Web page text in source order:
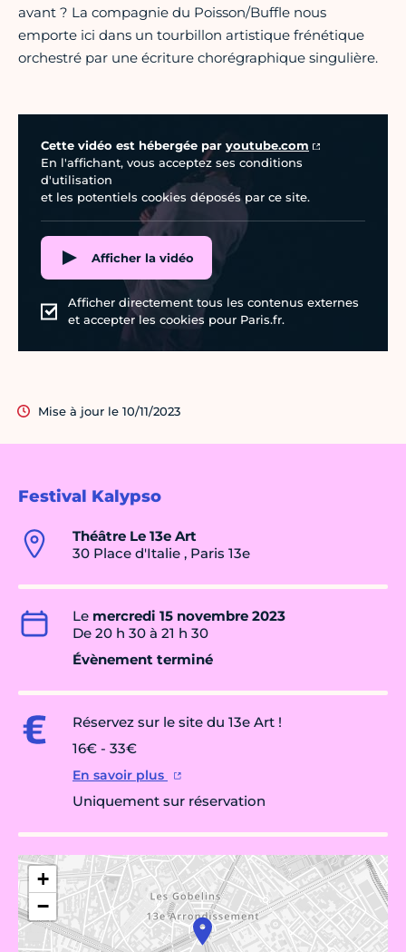
Festival Kalypso
Théâtre Le 13e Art
30 Place d'Italie , Paris 13e
Le mercredi 15 novembre 2023
De 20 h 30 à 21 h 30
Évènement terminé
Réservez sur le site du 13e Art !
16€ - 33€
En savoir plus
Uniquement sur réservation
+
−
avant ? La compagnie du Poisson/Buffle nous
emporte ici dans un tourbillon artistique frénétique
orchestré par une écriture chorégraphique singulière.
Cette vidéo est hébergée par youtube.com
En l'affichant, vous acceptez ses conditions
d'utilisation
et les potentiels cookies déposés par ce site.
Afficher la vidéo
Afficher directement tous les contenus externes
et accepter les cookies pour Paris.fr.
Mise à jour le 10/11/2023